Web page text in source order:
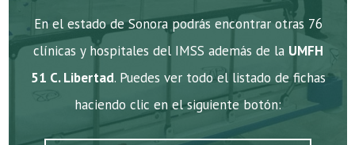
En el estado de Sonora podrás encontrar otras 76
clínicas y hospitales del IMSS además de la UMFH
51 C. Libertad. Puedes ver todo el listado de fichas
haciendo clic en el siguiente botón: